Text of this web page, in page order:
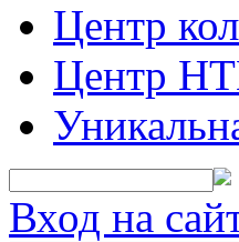
Центр
Центр
Вход на